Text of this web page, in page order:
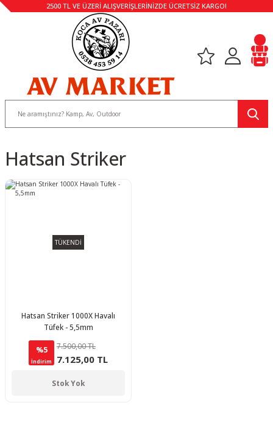
2500 TL VE ÜZERİ ALIŞVERİŞLERİNİZDE ÜCRETSİZ KARGO!
Hatsan Striker
TÜKENDİ
Hatsan Striker 1000X Havalı
Tüfek - 5,5mm
%5
İndirim
7.500,00 TL
7.125,00 TL
Stok Yok